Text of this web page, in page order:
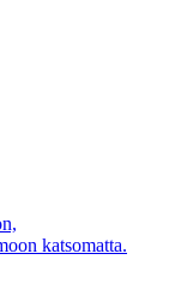
katsomatta.